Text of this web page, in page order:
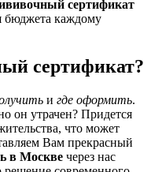
сертификат
бюджета каждому
сертификат?
и где оформить.
он утрачен? Придется
что может
Вам прекрасный
в Москве через нас